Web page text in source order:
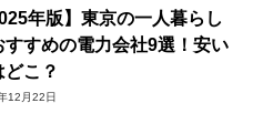
年版】東京の一人暮らし
すすめの電力会社9選！安い
どこ？
12月22日